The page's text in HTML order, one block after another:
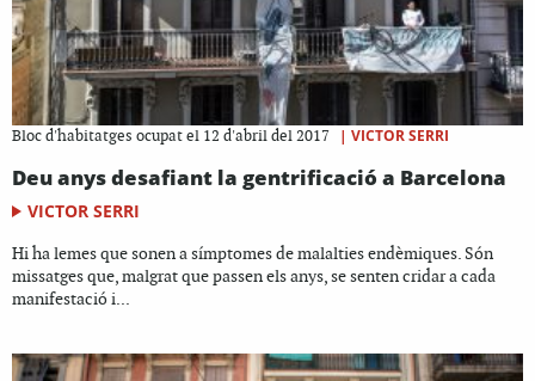
Bloc d'habitatges ocupat el 12 d'abril del 2017 | VICTOR SERRI
Deu anys desafiant la gentrificació a Barcelona
VICTOR SERRI
Hi ha lemes que sonen a símptomes de malalties endèmiques. Són
missatges que, malgrat que passen els anys, se senten cridar a cada
manifestació i...